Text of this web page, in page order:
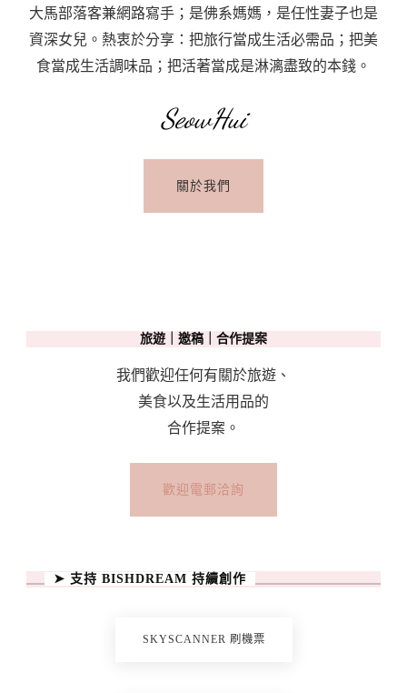
大馬部落客兼網路寫手；是佛系媽媽，是任性妻子也是
資深女兒。熱衷於分享：把旅行當成生活必需品；把美
食當成生活調味品；把活著當成是淋漓盡致的本錢。
SeowHui
關於我們
旅遊｜邀稿｜合作提案
我們歡迎任何有關於旅遊、
美食以及生活用品的
合作提案。
歡迎電郵洽詢
➤ 支持 BISHDREAM 持續創作
SKYSCANNER 刷機票